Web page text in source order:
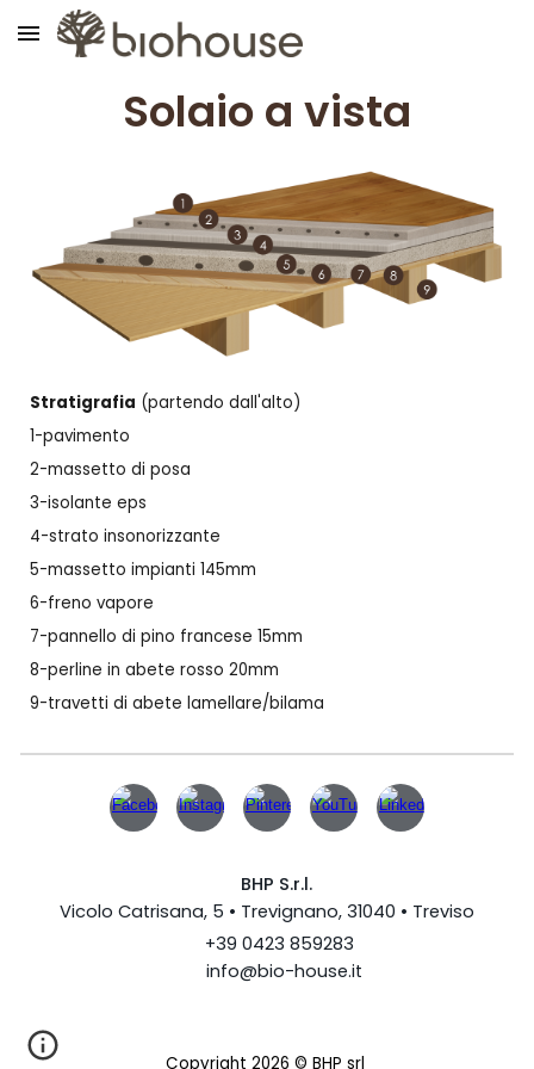
Skip to main content
Solaioa vista
Stratigrafia (partendo dall'alto)
1-pavimento
2-massetto di posa
3-isolante eps
4-strato insonorizzante
5-massetto impianti 145mm
6-frenovapore
7-pannello di pino francese 15mm
8-perline in abete rosso 20mm
9-travetti di abete lamellare/bilama
BHP S.r.l.
Vicolo Catrisana, 5 • Trevignano, 31040 • Treviso
+39 0423 859283
info@bio-house.it
Copyright 2026 © BHP srl